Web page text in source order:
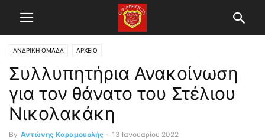
ΑΝΔΡΙΚΗ ΟΜΑΔΑ ΑΡΧΕΙΟ
Συλλυπητήρια Ανακοίνωση
για τον θάνατο του Στέλιου
Νικολακάκη
By Αντώνης Καραμουσλής - 13 Ιανουαρίου 2022